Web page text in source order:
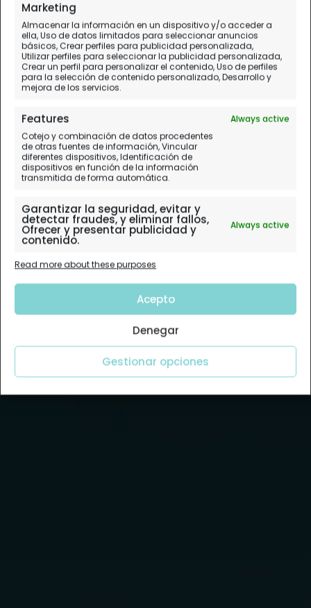
Marketing
Almacenar la información en un dispositivo y/o acceder a
ella, Uso de datos limitados para seleccionar anuncios
básicos, Crear perfiles para publicidad personalizada,
Utilizar perfiles para seleccionar la publicidad personalizada,
Crear un perfil para personalizar el contenido, Uso de perfiles
para la selección de contenido personalizado, Desarrollo y
mejora de los servicios.
Features
Always active
Cotejo y combinación de datos procedentes
de otras fuentes de información, Vincular
diferentes dispositivos, Identificación de
dispositivos en función de la información
transmitida de forma automática.
Garantizar la seguridad, evitar y
detectar fraudes, y eliminar fallos,
Ofrecer y presentar publicidad y
contenido.
Always active
Read more about these purposes
Acepto
Denegar
Gestionar opciones